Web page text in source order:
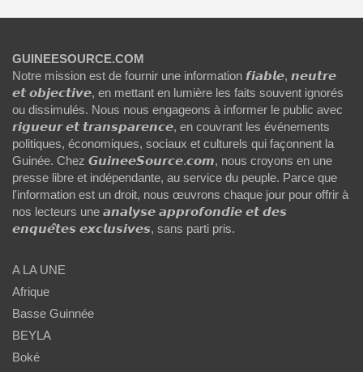
GUINEESOURCE.COM
Notre mission est de fournir une information 𝙛𝙞𝙖𝙗𝙡𝙚, 𝙣𝙚𝙪𝙩𝙧𝙚
𝙚𝙩 𝙤𝙗𝙟𝙚𝙘𝙩𝙞𝙫𝙚, en mettant en lumière les faits souvent ignorés
ou dissimulés. Nous nous engageons à informer le public avec
𝙧𝙞𝙜𝙪𝙚𝙪𝙧 𝙚𝙩 𝙩𝙧𝙖𝙣𝙨𝙥𝙖𝙧𝙚𝙣𝙘𝙚, en couvrant les événements
politiques, économiques, sociaux et culturels qui façonnent la
Guinée. Chez 𝙂𝙪𝙞𝙣𝙚𝙚𝙎𝙤𝙪𝙧𝙘𝙚.𝙘𝙤𝙢, nous croyons en une
presse libre et indépendante, au service du peuple. Parce que
l'information est un droit, nous œuvrons chaque jour pour offrir à
nos lecteurs une 𝙖𝙣𝙖𝙡𝙮𝙨𝙚 𝙖𝙥𝙥𝙧𝙤𝙛𝙤𝙣𝙙𝙞𝙚 𝙚𝙩 𝙙𝙚𝙨
𝙚𝙣𝙦𝙪𝙚̂𝙩𝙚𝙨 𝙚𝙭𝙘𝙡𝙪𝙨𝙞𝙫𝙚𝙨, sans parti pris.
A LA UNE
Afrique
Basse Guinnée
BEYLA
Boké